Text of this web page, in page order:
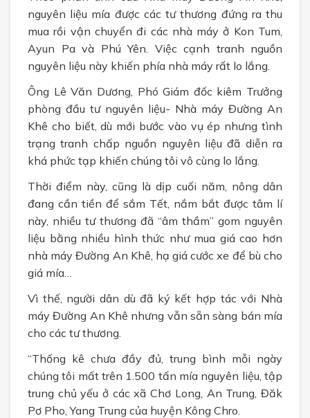
nguyên liệu mía được các tư thương đứng ra thu
mua rồi vận chuyển đi các nhà máy ở Kon Tum,
Ayun Pa và Phú Yên. Việc cạnh tranh nguồn
nguyên liệu này khiến phía nhà máy rất lo lắng.
Ông Lê Văn Dương, Phó Giám đốc kiêm Trưởng
phòng đầu tư nguyên liệu- Nhà máy Đường An
Khê cho biết, dù mới bước vào vụ ép nhưng tình
trạng tranh chấp nguồn nguyên liệu đã diễn ra
khá phức tạp khiến chúng tôi vô cùng lo lắng.
Thời điểm này, cũng là dịp cuối năm, nông dân
đang cần tiền để sắm Tết, nắm bắt được tâm lí
này, nhiều tư thương đã “âm thầm” gom nguyên
liệu bằng nhiều hình thức như mua giá cao hơn
nhà máy Đường An Khê, hạ giá cước xe để bù cho
giá mía…
Vì thế, người dân dù đã ký kết hợp tác với Nhà
máy Đường An Khê nhưng vẫn sẵn sàng bán mía
cho các tư thương.
“Thống kê chưa đầy đủ, trung bình mỗi ngày
chúng tôi mất trên 1.500 tấn mía nguyên liệu, tập
trung chủ yếu ở các xã Chơ Long, An Trung, Đăk
Pơ Pho, Yang Trung của huyện Kông Chro.